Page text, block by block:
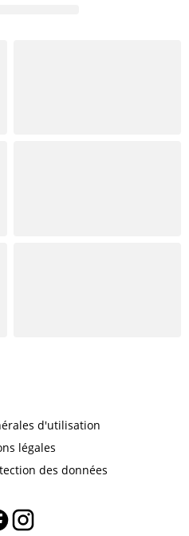
d'utilisation
légales
des données